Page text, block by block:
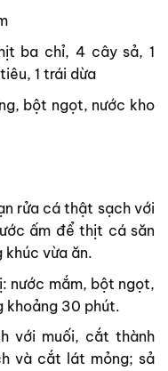
ba chỉ, 4 cây sả, 1
1 trái dừa
bột ngọt, nước kho
rửa cá thật sạch với
ấm để thịt cá săn
khúc vừa ăn.
nước mắm, bột ngọt,
khoảng 30 phút.
với muối, cắt thành
và cắt lát mỏng; sả